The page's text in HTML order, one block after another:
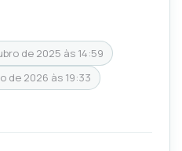
de 2025 às 14:59
de 2026 às 19:33